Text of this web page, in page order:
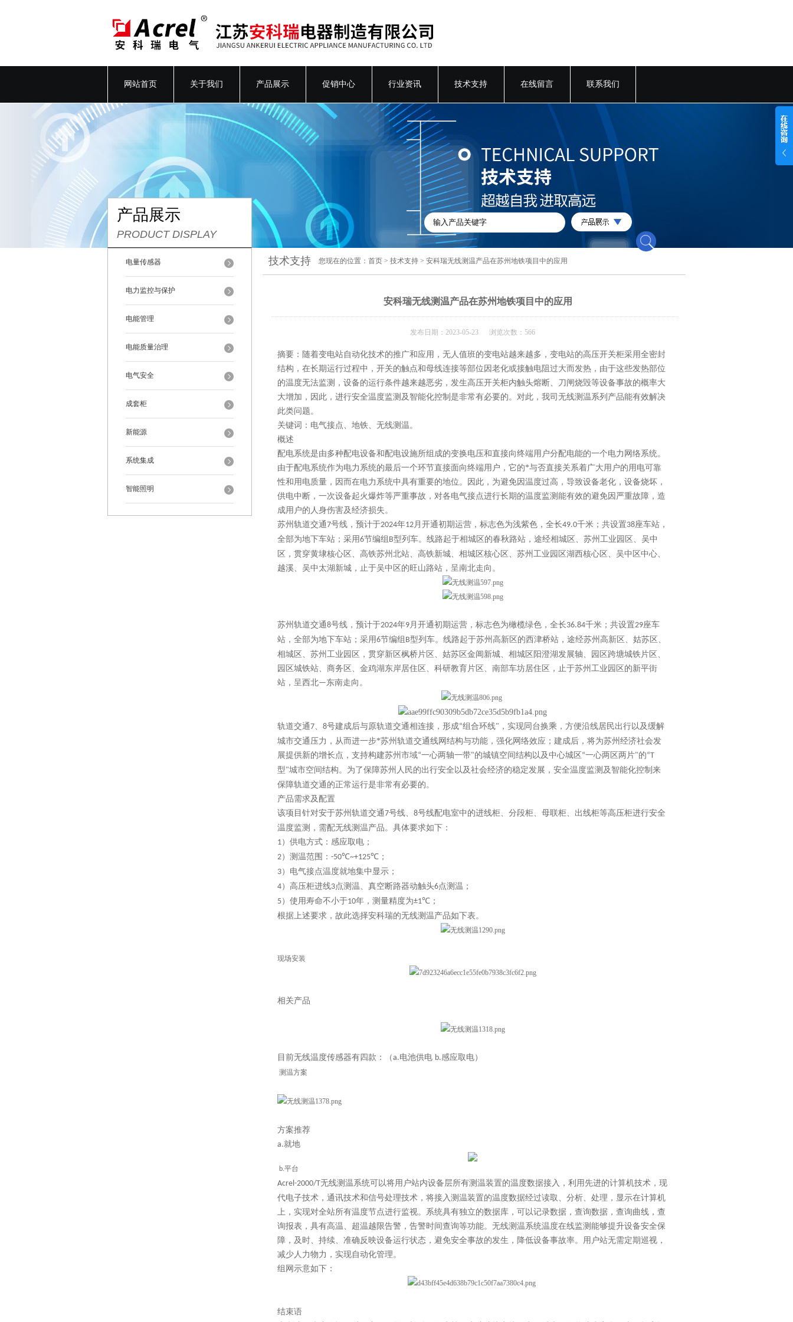
网站首页 关于我们 产品展示 促销中心 行业资讯 技术支持 在线留言 联系我们
产品展示
PRODUCT DISPLAY
电量传感器
电力监控与保护
电能管理
电能质量治理
电气安全
成套柜
新能源
系统集成
智能照明
技术支持 您现在的位置： 首页 > 技术支持 > 安科瑞无线测温产品在苏州地铁项目中的应用
安科瑞无线测温产品在苏州地铁项目中的应用
发布日期：2023-05-23 浏览次数：566
摘要： 随着变电站自动化技术的推广和应用，无人值班的变电站越来越多，变电站的高压开关柜采用全密封
结构，在长期运行过程中，开关的触点和母线连接等部位因老化或接触电阻过大而发热，由于这些发热部位
的温度无法监测，设备的运行条件越来越恶劣，发生高压开关柜内触头熔断、刀闸烧毁等设备事故的概率大
大增加，因此，进行安全温度监测及智能化控制是非常有必要的。对此，我司无线测温系列产品能有效解决
此类问题。
关键词： 电气接点、地铁、无线测温。
概述
配电系统是由多种配电设备和配电设施所组成的变换电压和直接向终端用户分配电能的一个电力网络系统。
由于配电系统作为电力系统的最后一个环节直接面向终端用户，它的*与否直接关系着广大用户的用电可靠
性和用电质量，因而在电力系统中具有重要的地位。因此，为避免因温度过高，导致设备老化，设备烧坏，
供电中断，一次设备起火爆炸等严重事故，对各电气接点进行长期的温度监测能有效的避免因严重故障，造
成用户的人身伤害及经济损失。
苏州轨道交通7号线，预计于2024年12月开通初期运营，标志色为浅紫色，全长49.0千米；共设置38座车站，
全部为地下车站；采用6节编组 B型列车。线路起于相城区的春秋路站，途经相城区、苏州工业园区、吴中
区，贯穿黄埭核心区、高铁苏州北站、高铁新城、相城区核心区、苏州工业园区湖西核心区、吴中区中心、
越溪、吴中太湖新城，止于吴中区的旺山路站，呈南北走向。
苏州轨道交通8号线，预计于2024年9月开通初期运营，标志色为橄榄绿色，全长36.84千米；共设置29座车
站，全部为地下车站；采用6节编组 B型列车。线路起于苏州高新区的西津桥站，途经苏州高新区、姑苏区、
相城区、苏州工业园区，贯穿新区枫桥片区、姑苏区金阊新城、相城区阳澄湖发展轴、园区跨塘城铁片区、
园区城铁站、商务区、金鸡湖东岸居住区、科研教育片区、南部车坊居住区，止于苏州工业园区的新平街
站，呈西北—东南走向。
轨道交通7、 8号建成后与原轨道交通相连接，形成“组合环线" ，实现同台换乘，方便沿线居民出行以及缓解
城市交通压力，从而进一步*苏州轨道交通线网结构与功能，强化网络效应；建成后，将为苏州经济社会发
展提供新的增长点，支持构建苏州市域“一心两轴一带"的城镇空间结构以及中心城区 “一心两区两片"的“T
型"城市空间结构。为了保障苏州人民的出行安全以及社会经济的稳定发展，安全温度监测及智能化控制来
保障轨道交通的正常运行是非常有必要的。
产品需求及配置
该项目针对安于苏州轨道交通7号线、 8号线配电室中的进线柜、分段柜、母联柜、出线柜等高压柜进行安全
温度监测，需配无线测温产品。 具体要求如下：
1）供电方式：感应取电；
2）测温范围： -50℃~+125℃ ；
3）电气接点温度就地集中显示；
4）高压柜进线3点测温、真空断路器动触头6点测温；
5）使用寿命不小于10年，测量精度为±1℃ ；
根据上述要求，故此选择安科瑞的无线测温产品如下表。
现场安装
相关产品
目前无线温度传感器有四款：（a.电池供电 b.感应取电）
测温方案
方案推荐
a.就地
b.平台
Acrel-2000/T无线测温系统可以将用户站内设备层所有测温装置的温度数据接入，利用先进的计算机技术，现
代电子技术，通讯技术和信号处理技术，将接入测温装置的温度数据经过读取、分析、处理，显示在计算机
上，实现对全站所有温度节点进行监视。系统具有独立的数据库，可以记录数据，查询数据，查询曲线，查
询报表，具有高温、超温越限告警，告警时间查询等功能。无线测温系统温度在线监测能够提升设备安全保
障，及时、持续、准确反映设备运行状态，避免安全事故的发生，降低设备事故率。用户站无需定期巡视，
减少人力物力，实现自动化管理。
组网示意如下：
结束语